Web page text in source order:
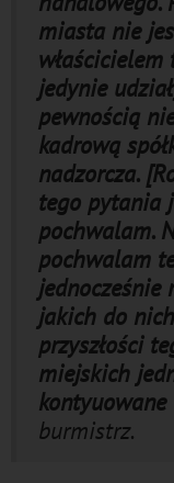
miasta nie
właścicielem
jedynie
pewnością
kadrową
nadzorcza.
tego pytania
pochwalam.
pochwalam
jednocześnie
jakich do
przyszłości
miejskich
kontyuowane
burmistrz.